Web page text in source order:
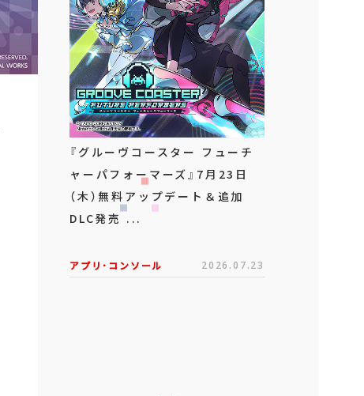
『グルーヴコースター フューチ
ャーパフォーマーズ』7月23日
（木）無料アップデート＆追加
DLC発売 ...
アプリ･コンソール 2026.07.23